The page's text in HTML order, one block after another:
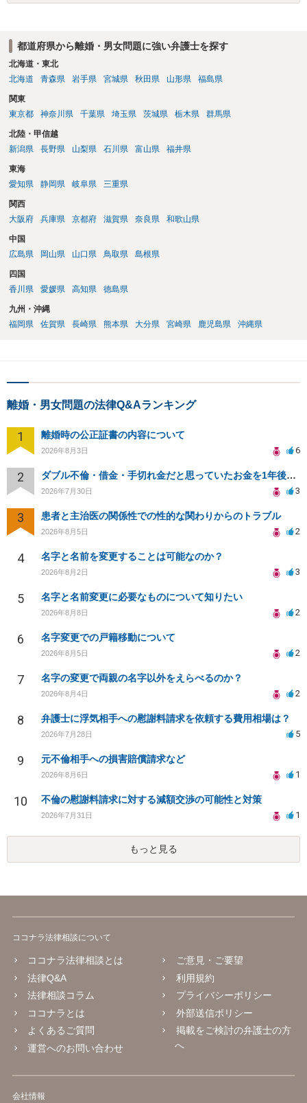
なので、例えば、医学上確立されているPTSDの診断基準に合致した説
護士へ依頼しても苦労することが強く予想されるところです。、もし
本人申立てをお考えであれば、医学知識はもちろん法律知識も要求さ
れますので、性急な申立てをせず、知識と資料をしっかりと揃えて、
都道府県から離婚・男女問題に強い弁護士を探す
北海道・東北
北海道
青森県 岩手県 宮城県 秋田県 山形県 福島県
関東
東京都
神奈川県 千葉県 埼玉県 茨城県 栃木県 群馬県
北陸・甲信越
新潟県
長野県 山梨県 石川県 富山県 福井県
東海
愛知県
静岡県 岐阜県 三重県
関西
大阪府
兵庫県 京都府 滋賀県 奈良県 和歌山県
中国
広島県
岡山県 山口県 鳥取県 島根県
四国
香川県
愛媛県 高知県 徳島県
九州・沖縄
福岡県
佐賀県 長崎県 熊本県 大分県 宮崎県 鹿児島県 沖縄県
離婚・男女問題の法律Q&Aランキング
1 離婚時の公正証書の内容について
2026年8月3日 6
2 ダブル不倫・借金・手切れ金だと思っていたお金を1年後いまさら脅迫罪として通知書が来てまとめて請求
2026年7月30日 3
3 患者と主治医の関係性での性的な関わりからのトラブル
2026年8月5日 2
4 名字と名前を変更することは可能なのか？
2026年8月2日 3
5 名字と名前変更に必要なものについて知りたい
2026年8月8日 2
6 名字変更での戸籍移動について
2026年8月5日 2
7 名字の変更で両親の名字以外をえらべるのか？
2026年8月4日 2
8 弁護士に浮気相手への慰謝料請求を依頼する費用相場は？
2026年7月28日 5
9 元不倫相手への損害賠償請求など
2026年8月6日 1
10 不倫の慰謝料請求に対する減額交渉の可能性と対策
2026年7月31日 1
もっと見る
ココナラ法律相談について
ココナラ法律相談とは
法律Q&A
法律相談コラム
ココナラとは
よくあるご質問
運営へのお問い合わせ
ご意見・ご要望
利用規約
プライバシーポリシー
外部送信ポリシー
掲載をご検討の弁護士の方
へ
会社情報